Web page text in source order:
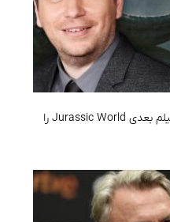
گرت ادواردز کارگردانی فیلم بعدی Jurassic World را